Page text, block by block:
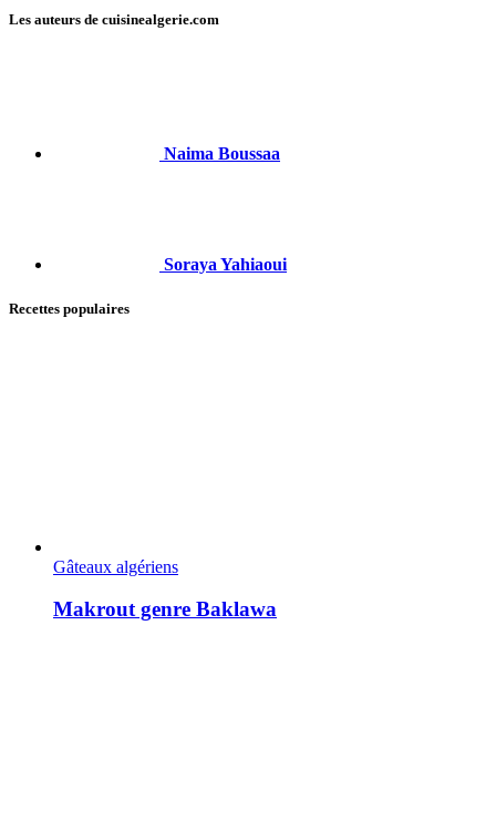
Les auteurs de cuisinealgerie.com
Naima Boussaa
Soraya Yahiaoui
Recettes populaires
Gâteaux algériens
Makrout genre Baklawa